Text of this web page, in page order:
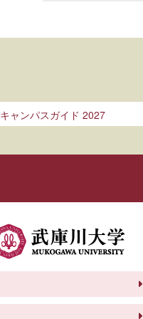
キャンパスガイド 2027